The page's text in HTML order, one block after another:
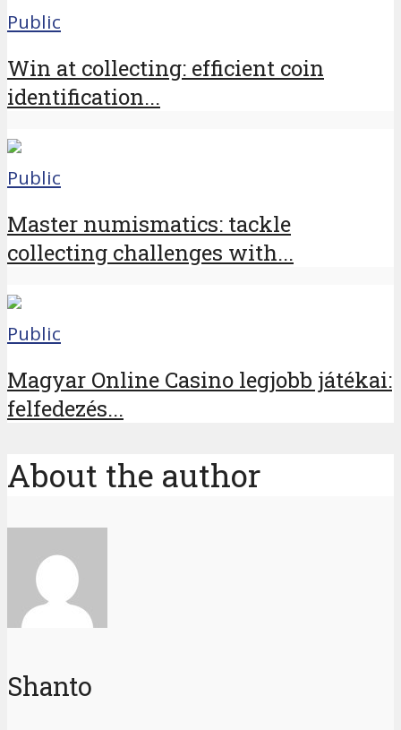
Public
Win at collecting: efficient coin
identification...
Public
Master numismatics: tackle
collecting challenges with...
Public
Magyar Online Casino legjobb játékai:
felfedezés...
About the author
Shanto